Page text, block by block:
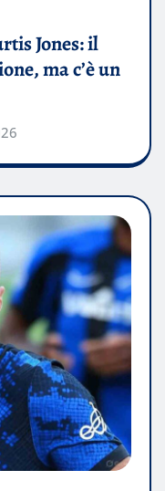
Jones: il
ma c’è un